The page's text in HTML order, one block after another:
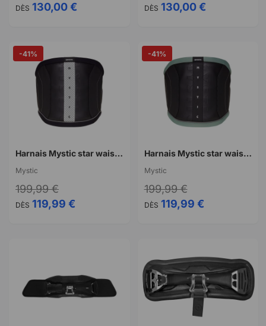
DÈS 130,00 € DÈS 130,00 €
Harnais Mystic star waist kitesurf black
Mystic
DÈS 119,99 €
199,99 €
-41%
Harnais Mystic star waist kitesurf black / green
Mystic
DÈS 119,99 €
199,99 €
-41%